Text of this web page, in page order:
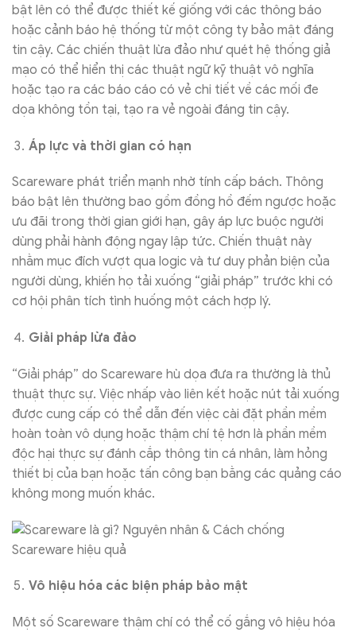
bật lên có thể được thiết kế giống với các thông báo
hoặc cảnh báo hệ thống từ một công ty bảo mật đáng
tin cậy. Các chiến thuật lừa đảo như quét hệ thống giả
mạo có thể hiển thị các thuật ngữ kỹ thuật vô nghĩa
hoặc tạo ra các báo cáo có vẻ chi tiết về các mối đe
dọa không tồn tại, tạo ra vẻ ngoài đáng tin cậy.
Áp lực và thời gian có hạn
Scareware phát triển mạnh nhờ tính cấp bách. Thông
báo bật lên thường bao gồm đồng hồ đếm ngược hoặc
ưu đãi trong thời gian giới hạn, gây áp lực buộc người
dùng phải hành động ngay lập tức. Chiến thuật này
nhằm mục đích vượt qua logic và tư duy phản biện của
người dùng, khiến họ tải xuống “giải pháp” trước khi có
cơ hội phân tích tình huống một cách hợp lý.
Giải pháp lừa đảo
“Giải pháp” do Scareware hù dọa đưa ra thường là thủ
thuật thực sự. Việc nhấp vào liên kết hoặc nút tải xuống
được cung cấp có thể dẫn đến việc cài đặt phần mềm
hoàn toàn vô dụng hoặc thậm chí tệ hơn là phần mềm
độc hại thực sự đánh cắp thông tin cá nhân, làm hỏng
thiết bị của bạn hoặc tấn công bạn bằng các quảng cáo
không mong muốn khác.
Vô hiệu hóa các biện pháp bảo mật
Một số Scareware thậm chí có thể cố gắng vô hiệu hóa